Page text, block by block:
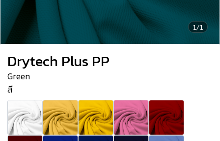
1/1
Drytech Plus PP
Green
สี